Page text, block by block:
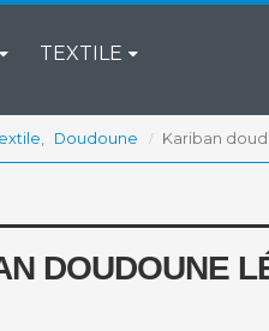
TEXTILE
, Doudoune Kariban
DOUDOUNE